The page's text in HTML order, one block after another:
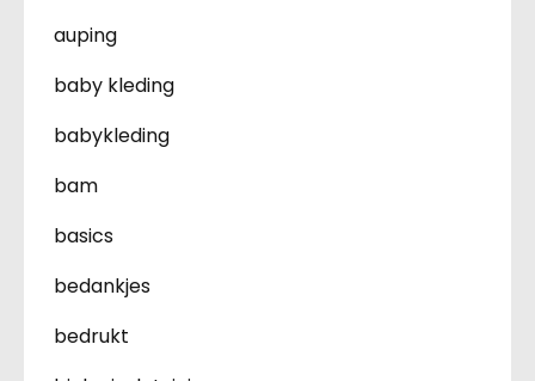
auping
baby kleding
babykleding
bam
basics
bedankjes
bedrukt